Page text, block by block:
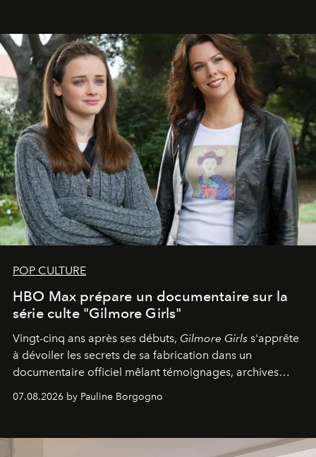
POP CULTURE
HBO Max prépare un documentaire sur la
série culte "Gilmore Girls"
Vingt-cinq ans après ses débuts, Gilmore Girls s'apprête
à dévoiler les secrets de sa fabrication dans un
documentaire officiel mêlant témoignages, archives
inédites et plongée dans les coulisses d'un phénomène
générationnel.
07.08.2026 by Pauline Borgogno